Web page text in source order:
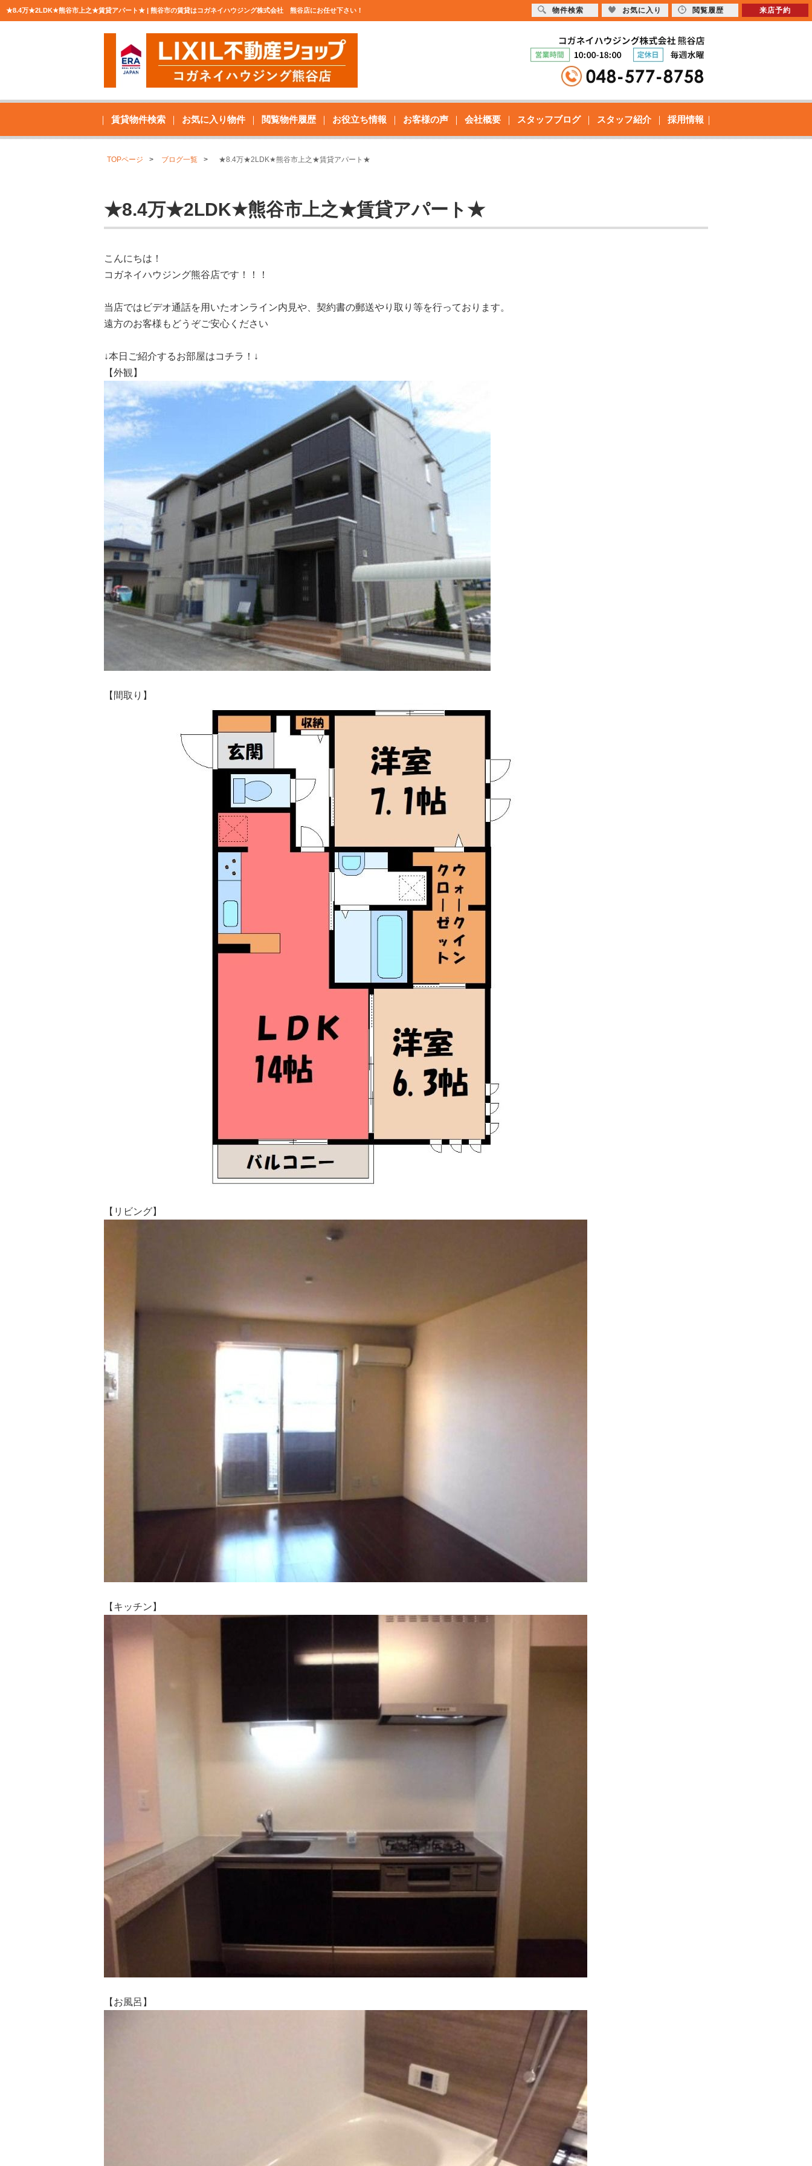
★8.4万★2LDK★熊谷市上之★賃貸アパート★ | 熊谷市の賃貸はコガネイハウジング株式会社 熊谷店にお任せ下さい！
賃貸物件検索 お気に入り物件 閲覧物件履歴 お役立ち情報 お客様の声 会社概要 スタッフブログ スタッフ紹介 採用情報
TOPページ ブログ一覧 ★8.4万★2LDK★熊谷市上之★賃貸アパート★
★8.4万★2LDK★熊谷市上之★賃貸アパート★
こんにちは！
コガネイハウジング熊谷店です！！！
当店ではビデオ通話を用いたオンライン内見や、契約書の郵送やり取り等を行っております。
遠方のお客様もどうぞご安心ください
↓本日ご紹介するお部屋はコチラ！↓
【外観】
【間取り】
【リビング】
【キッチン】
【お風呂】
物件検索 お気に入り 閲覧履歴 来店予約